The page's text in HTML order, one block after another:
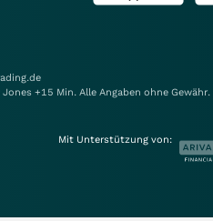
+15 Min. Alle Angaben ohne Gewähr.
Mit Unterstützung von: